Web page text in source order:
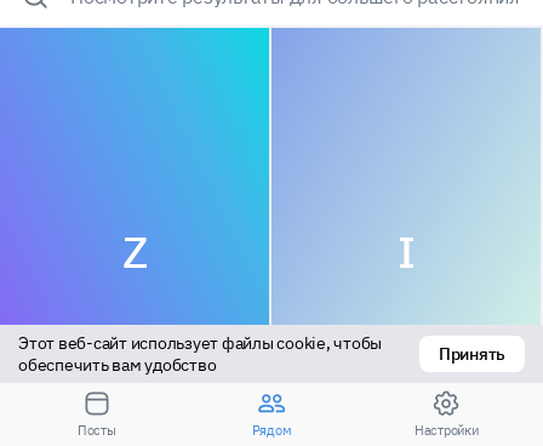
Z I
Этот веб-сайт использует файлы cookie, чтобы
обеспечить вам удобство
Принять
Посты Рядом Настройки